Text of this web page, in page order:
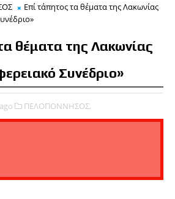
Επί τάπητος τα θέματα της Λακωνίας
θέματα της Λακωνίας
Συνέδριο»
ΠΕΛΟΠΟΝΝΗΣΟΣ,